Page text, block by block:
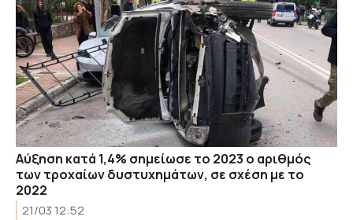
Αύξηση κατά 1,4% σημείωσε το 2023 ο αριθμός
των τροχαίων δυστυχημάτων, σε σχέση με το
2022
21/03 12:52